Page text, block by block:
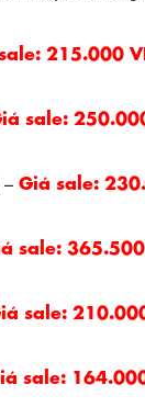
215.000
sale:
Giá sale:
sale:
sale:
sale: